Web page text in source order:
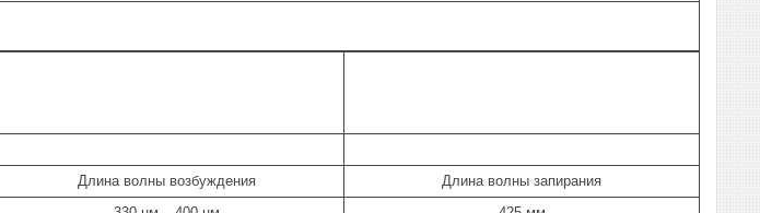
Длина волны возбуждения
Длина волны запирания